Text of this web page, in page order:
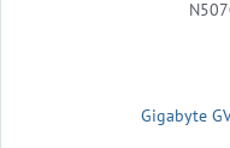
Gigabyte